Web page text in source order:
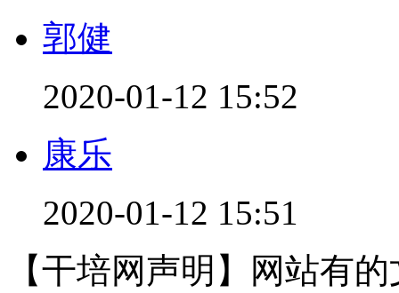
郭健
2020-01-12 15:52
康乐
2020-01-12 15:51
【干培网声明】网站有